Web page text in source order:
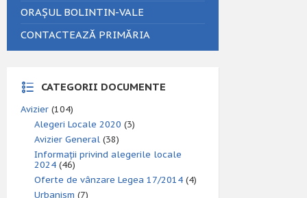
ORAȘUL BOLINTIN-VALE
CONTACTEAZĂ PRIMĂRIA
CATEGORII DOCUMENTE
Avizier (104)
Alegeri Locale 2020 (3)
Avizier General (38)
Informații privind alegerile locale
2024 (46)
Oferte de vânzare Legea 17/2014 (4)
Urbanism (7)